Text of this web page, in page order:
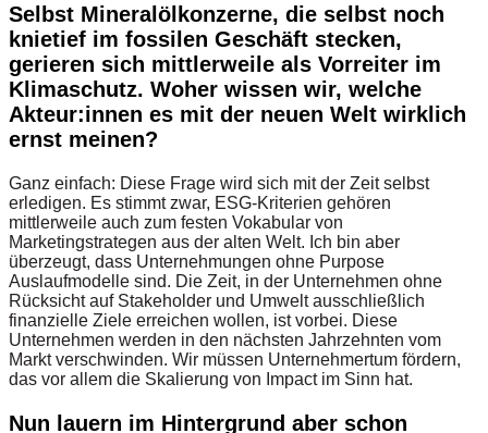
Selbst Mineralölkonzerne, die selbst noch
knietief im fossilen Geschäft stecken,
gerieren sich mittlerweile als Vorreiter im
Klimaschutz. Woher wissen wir, welche
Akteur:innen es mit der neuen Welt wirklich
ernst meinen?
Ganz einfach: Diese Frage wird sich mit der Zeit selbst
erledigen. Es stimmt zwar, ESG-Kriterien gehören
mittlerweile auch zum festen Vokabular von
Marketingstrategen aus der alten Welt. Ich bin aber
überzeugt, dass Unternehmungen ohne Purpose
Auslaufmodelle sind. Die Zeit, in der Unternehmen ohne
Rücksicht auf Stakeholder und Umwelt ausschließlich
finanzielle Ziele erreichen wollen, ist vorbei. Diese
Unternehmen werden in den nächsten Jahrzehnten vom
Markt verschwinden. Wir müssen Unternehmertum fördern,
das vor allem die Skalierung von Impact im Sinn hat.
Nun lauern im Hintergrund aber schon